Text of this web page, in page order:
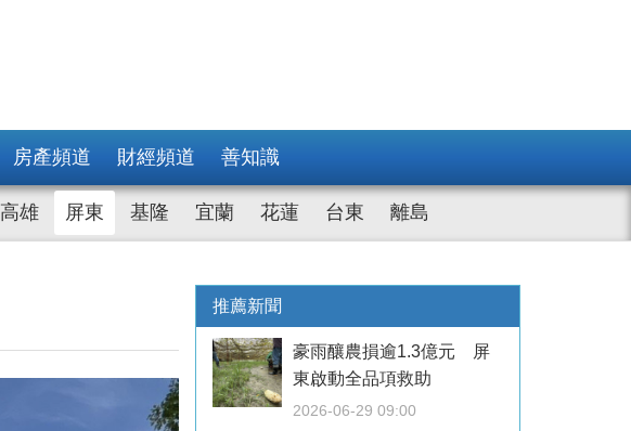
房產頻道 財經頻道 善知識
高雄 屏東 基隆 宜蘭 花蓮 台東 離島
推薦新聞
豪雨釀農損逾1.3億元 屏
東啟動全品項救助
2026-06-29 09:00